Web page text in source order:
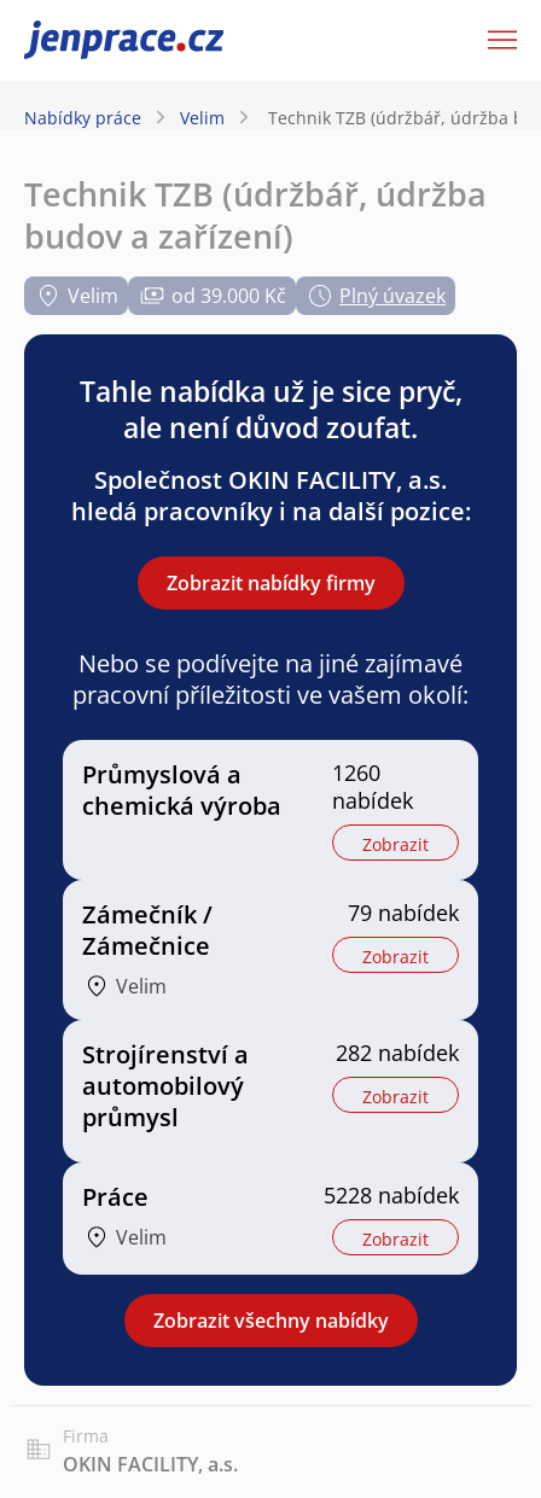
JenPráce.cz
Nabídky práce Velim Technik TZB (údržbář, údržba
Technik TZB (údržbář, údržba
budov a zařízení)
Velim od 39.000 Kč Plný úvazek
Tahle nabídka už je sice pryč,
ale není důvod zoufat.
Společnost OKIN FACILITY, a.s.
hledá pracovníky i na další pozice:
Zobrazit nabídky firmy
Nebo se podívejte na jiné zajímavé
pracovní příležitosti ve vašem okolí:
Průmyslová a
chemická výroba
1260
nabídek
Zobrazit
Zámečník /
Zámečnice
Velim
79 nabídek
Zobrazit
Strojírenství a
automobilový
průmysl
282 nabídek
Zobrazit
Práce
Velim
5228 nabídek
Zobrazit
Zobrazit všechny nabídky
Firma
OKIN FACILITY, a.s.